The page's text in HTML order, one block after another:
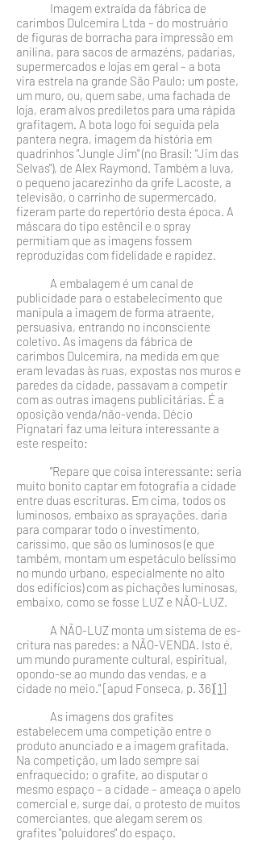
Imagem extraída da fábrica de
carimbos Dulcemira Ltda – do mostruário
de figuras de borracha para impressão em
anilina, para sacos de armazéns, padarias,
supermercados e lojas em geral – a bota
vira estrela na grande São Paulo; um poste,
um muro, ou, quem sabe, uma fachada de
loja, eram alvos prediletos para uma rápida
grafitagem. A bota logo foi seguida pela
pantera negra, imagem da história em
quadrinhos "Jungle Jim" (no Brasil: "Jim das
Selvas"), de Alex Raymond. Também a luva,
o pequeno jacarezinho da grife Lacoste, a
televisão, o carrinho de supermercado,
fizeram parte do repertório desta época. A
máscara do tipo estêncil e o spray
permitiam que as imagens fossem
reproduzidas com fidelidade e rapidez.
A embalagem é um canal de
publicidade para o estabe­lecimento que
manipula a imagem de forma atraente,
persuasiva, entrando no inconsciente
coletivo. As imagens da fábrica de
carimbos Dulcemira, na medida em que
eram levadas às ruas, expostas nos muros e
paredes da cidade, pas­savam a competir
com as outras imagens publicitárias. É a
oposição venda/não-venda. Décio
Pignatari faz uma leitura interessante a
este respeito:
"Repare que coisa interessante: seria
muito bonito captar em fotografia a cidade
entre duas escrituras. Em cima, todos os
lumino­sos, embaixo as sprayações. daria
para com­parar todo o investimento,
caríssimo, que são os luminosos (e que
também, montam um espetáculo belíssimo
no mundo urbano, especialmente no alto
dos edifícios) com as pichações luminosas,
embaixo, como se fos­se LUZ e NÃO-LUZ.
A NÃO-LUZ monta um sistema de es­
critura nas paredes: a NÃO-VENDA. Isto é,
um mundo puramente cultural, espiritual,
opondo-se ao mundo das vendas, e a
cidade no meio." [apud Fonseca, p. 36)[1]
As imagens dos grafites
estabelecem uma competição entre o
produto anunciado e a imagem grafitada.
Na compe­tição, um lado sempre sai
enfraquecido; o grafite, ao dispu­tar o
mesmo espaço – a cidade – ameaça o apelo
comercial e, surge daí, o protesto de muitos
comerciantes, que alegam serem os
grafites "poluidores" do espaço.